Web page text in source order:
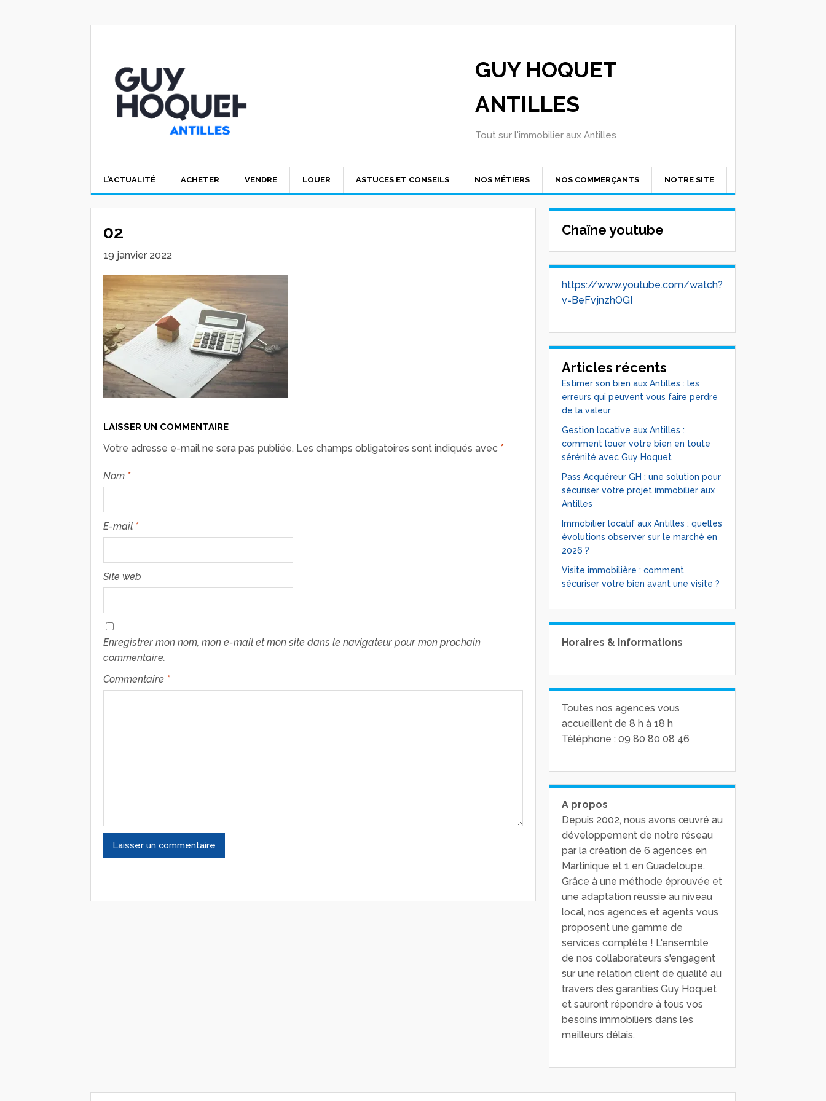
GUY HOQUET
ANTILLES
Tout sur l'immobilier aux Antilles
L’ACTUALITÉ ACHETER VENDRE LOUER ASTUCES ET CONSEILS NOS MÉTIERS NOS COMMERÇANTS NOTRE SITE
02
19 janvier 2022
LAISSER UN COMMENTAIRE
Votre adresse e-mail ne sera pas publiée. Les champs obligatoires sont indiqués avec *
Nom *
E-mail *
Site web
Enregistrer mon nom, mon e-mail et mon site dans le navigateur pour mon prochain
commentaire.
Commentaire *
Chaîne youtube
https://www.youtube.com/watch?
v=BeFvjnzhOGI
Articles récents
Estimer son bien aux Antilles : les
erreurs qui peuvent vous faire perdre
de la valeur
Gestion locative aux Antilles :
comment louer votre bien en toute
sérénité avec Guy Hoquet
Pass Acquéreur GH : une solution pour
sécuriser votre projet immobilier aux
Antilles
Immobilier locatif aux Antilles : quelles
évolutions observer sur le marché en
2026 ?
Visite immobilière : comment
sécuriser votre bien avant une visite ?
Horaires & informations
Toutes nos agences vous
accueillent de 8 h à 18 h
Téléphone : 09 80 80 08 46
A propos
Depuis 2002, nous avons œuvré au
développement de notre réseau
par la création de 6 agences en
Martinique et 1 en Guadeloupe.
Grâce à une méthode éprouvée et
une adaptation réussie au niveau
local, nos agences et agents vous
proposent une gamme de
services complète ! L'ensemble
de nos collaborateurs s'engagent
sur une relation client de qualité au
travers des garanties Guy Hoquet
et sauront répondre à tous vos
besoins immobiliers dans les
meilleurs délais.